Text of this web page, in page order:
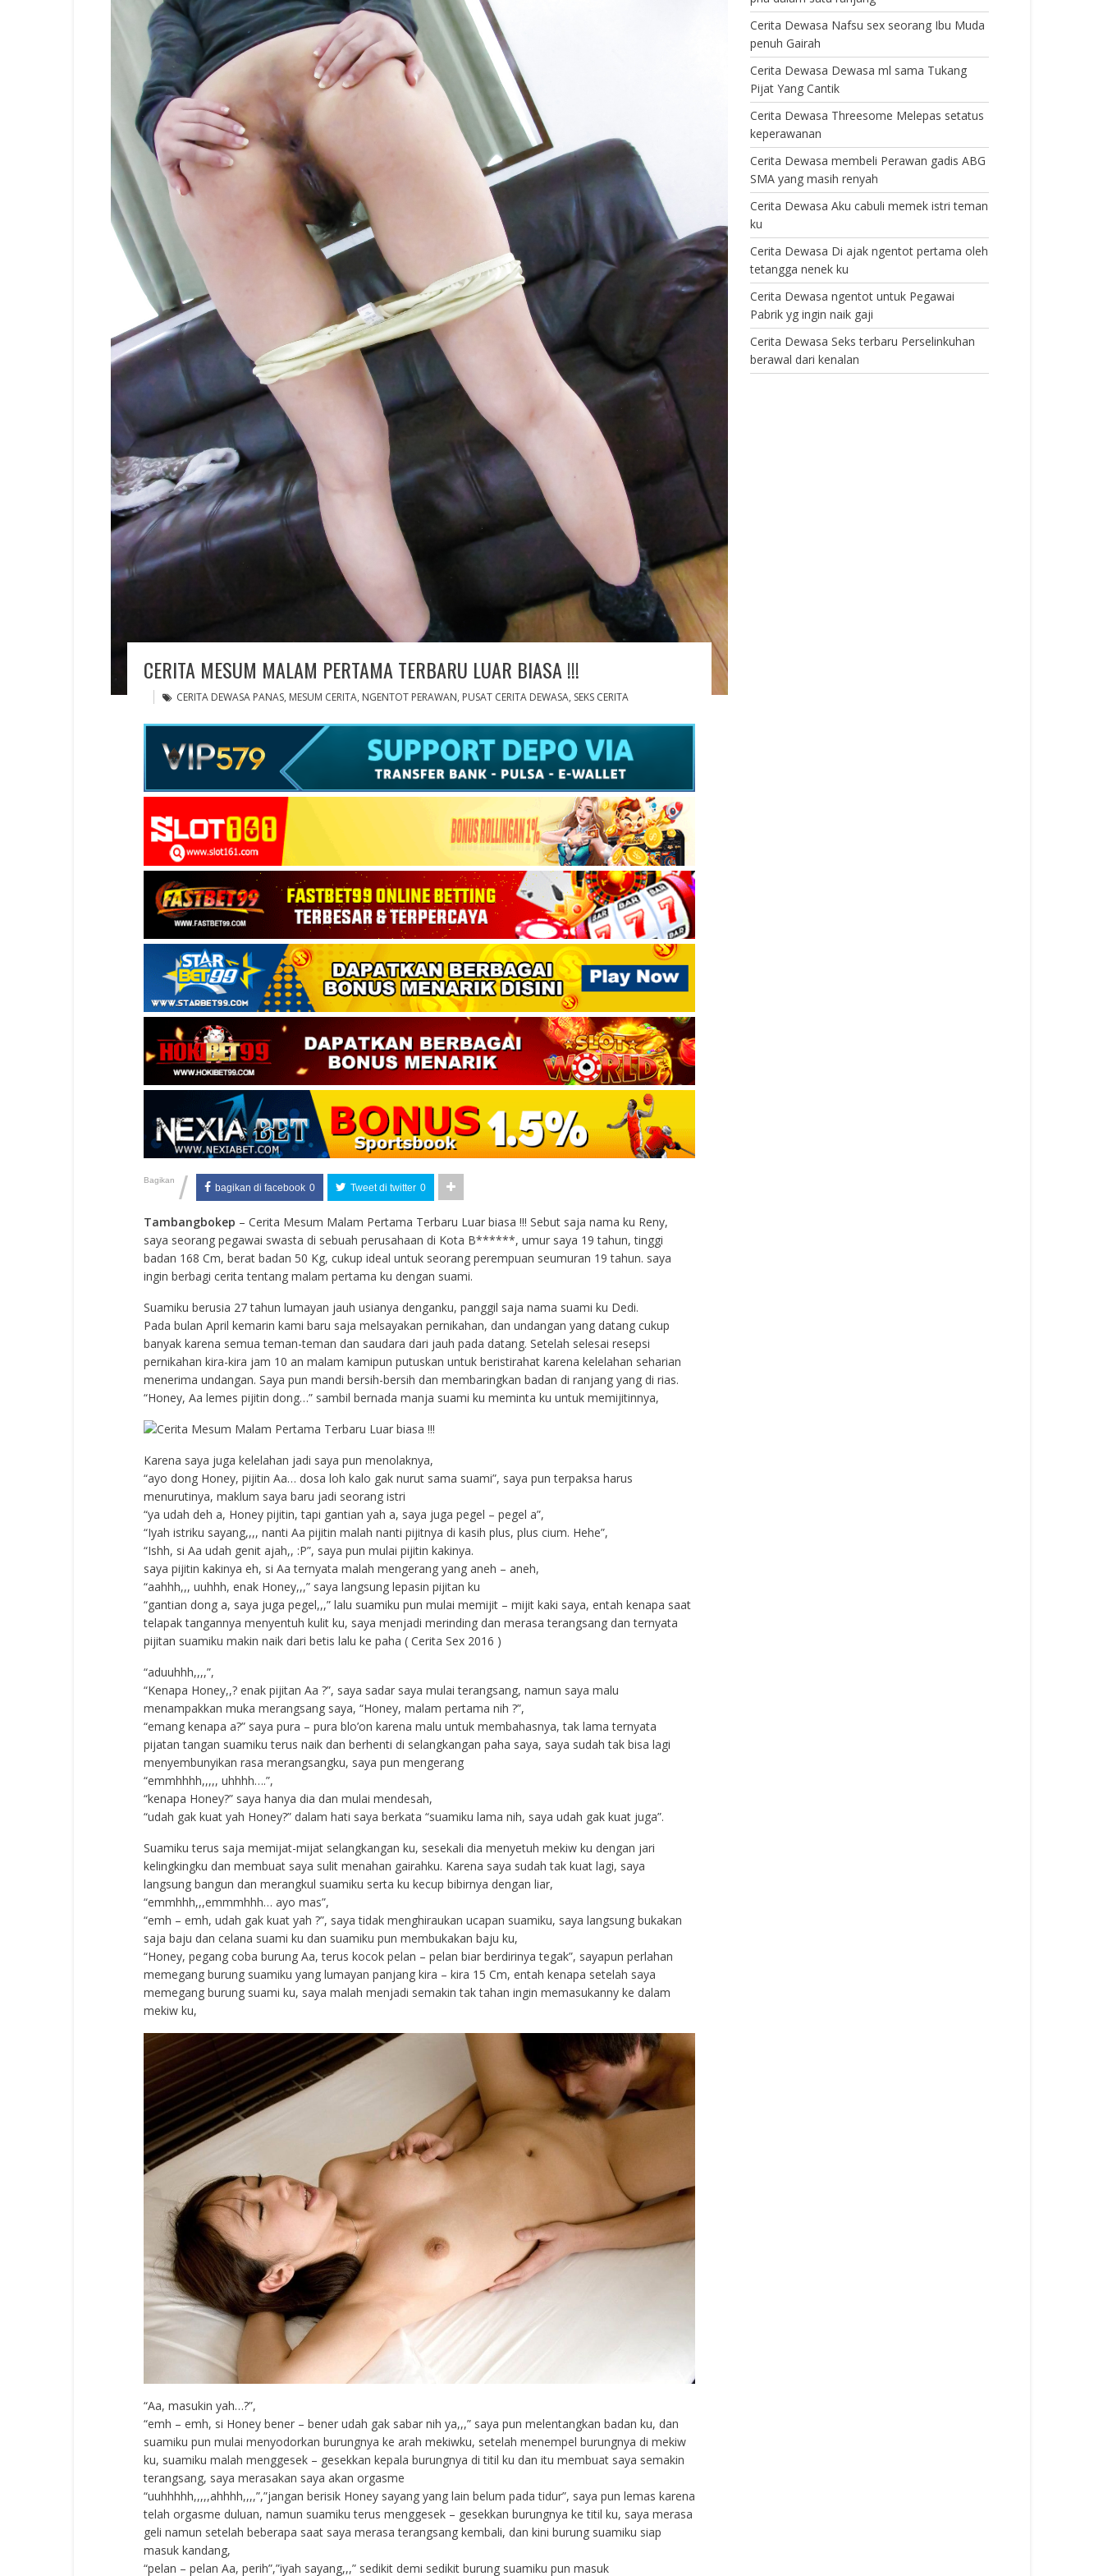
CERITA MESUM MALAM PERTAMA TERBARU LUAR BIASA !!!
CERITA DEWASA PANAS, MESUM CERITA, NGENTOT PERAWAN, PUSAT CERITA DEWASA, SEKS CERITA
Bagikan / bagikan di facebook 0 Tweet di twitter 0
Tambangbokep – Cerita Mesum Malam Pertama Terbaru Luar biasa !!! Sebut saja nama ku Reny,
saya seorang pegawai swasta di sebuah perusahaan di Kota B******, umur saya 19 tahun, tinggi
badan 168 Cm, berat badan 50 Kg, cukup ideal untuk seorang perempuan seumuran 19 tahun. saya
ingin berbagi cerita tentang malam pertama ku dengan suami.
Suamiku berusia 27 tahun lumayan jauh usianya denganku, panggil saja nama suami ku Dedi.
Pada bulan April kemarin kami baru saja melsayakan pernikahan, dan undangan yang datang cukup
banyak karena semua teman-teman dan saudara dari jauh pada datang. Setelah selesai resepsi
pernikahan kira-kira jam 10 an malam kamipun putuskan untuk beristirahat karena kelelahan seharian
menerima undangan. Saya pun mandi bersih-bersih dan membaringkan badan di ranjang yang di rias.
“Honey, Aa lemes pijitin dong…” sambil bernada manja suami ku meminta ku untuk memijitinnya,
Karena saya juga kelelahan jadi saya pun menolaknya,
“ayo dong Honey, pijitin Aa… dosa loh kalo gak nurut sama suami”, saya pun terpaksa harus
menurutinya, maklum saya baru jadi seorang istri
“ya udah deh a, Honey pijitin, tapi gantian yah a, saya juga pegel – pegel a”,
“Iyah istriku sayang,,,, nanti Aa pijitin malah nanti pijitnya di kasih plus, plus cium. Hehe”,
“Ishh, si Aa udah genit ajah,, :P”, saya pun mulai pijitin kakinya.
saya pijitin kakinya eh, si Aa ternyata malah mengerang yang aneh – aneh,
“aahhh,,, uuhhh, enak Honey,,,” saya langsung lepasin pijitan ku
“gantian dong a, saya juga pegel,,,” lalu suamiku pun mulai memijit – mijit kaki saya, entah kenapa saat
telapak tangannya menyentuh kulit ku, saya menjadi merinding dan merasa terangsang dan ternyata
pijitan suamiku makin naik dari betis lalu ke paha ( Cerita Sex 2016 )
“aduuhhh,,,,”,
“Kenapa Honey,,? enak pijitan Aa ?”, saya sadar saya mulai terangsang, namun saya malu
menampakkan muka merangsang saya, “Honey, malam pertama nih ?”,
“emang kenapa a?” saya pura – pura blo’on karena malu untuk membahasnya, tak lama ternyata
pijatan tangan suamiku terus naik dan berhenti di selangkangan paha saya, saya sudah tak bisa lagi
menyembunyikan rasa merangsangku, saya pun mengerang
“emmhhhh,,,,, uhhhh….”,
“kenapa Honey?” saya hanya dia dan mulai mendesah,
“udah gak kuat yah Honey?” dalam hati saya berkata “suamiku lama nih, saya udah gak kuat juga”.
Suamiku terus saja memijat-mijat selangkangan ku, sesekali dia menyetuh mekiw ku dengan jari
kelingkingku dan membuat saya sulit menahan gairahku. Karena saya sudah tak kuat lagi, saya
langsung bangun dan merangkul suamiku serta ku kecup bibirnya dengan liar,
“emmhhh,,,emmmhhh… ayo mas”,
“emh – emh, udah gak kuat yah ?”, saya tidak menghiraukan ucapan suamiku, saya langsung bukakan
saja baju dan celana suami ku dan suamiku pun membukakan baju ku,
“Honey, pegang coba burung Aa, terus kocok pelan – pelan biar berdirinya tegak”, sayapun perlahan
memegang burung suamiku yang lumayan panjang kira – kira 15 Cm, entah kenapa setelah saya
memegang burung suami ku, saya malah menjadi semakin tak tahan ingin memasukanny ke dalam
mekiw ku,
“Aa, masukin yah…?”,
“emh – emh, si Honey bener – bener udah gak sabar nih ya,,,” saya pun melentangkan badan ku, dan
suamiku pun mulai menyodorkan burungnya ke arah mekiwku, setelah menempel burungnya di mekiw
ku, suamiku malah menggesek – gesekkan kepala burungnya di titil ku dan itu membuat saya semakin
terangsang, saya merasakan saya akan orgasme
“uuhhhhh,,,,,ahhhh,,,,”,”jangan berisik Honey sayang yang lain belum pada tidur”, saya pun lemas karena
telah orgasme duluan, namun suamiku terus menggesek – gesekkan burungnya ke titil ku, saya merasa
geli namun setelah beberapa saat saya merasa terangsang kembali, dan kini burung suamiku siap
masuk kandang,
“pelan – pelan Aa, perih”,”iyah sayang,,,” sedikit demi sedikit burung suamiku pun masuk
Cerita Dewasa Nafsu sex seorang Ibu Muda
penuh Gairah
Cerita Dewasa Dewasa ml sama Tukang
Pijat Yang Cantik
Cerita Dewasa Threesome Melepas setatus
keperawanan
Cerita Dewasa membeli Perawan gadis ABG
SMA yang masih renyah
Cerita Dewasa Aku cabuli memek istri teman
ku
Cerita Dewasa Di ajak ngentot pertama oleh
tetangga nenek ku
Cerita Dewasa ngentot untuk Pegawai
Pabrik yg ingin naik gaji
Cerita Dewasa Seks terbaru Perselinkuhan
berawal dari kenalan